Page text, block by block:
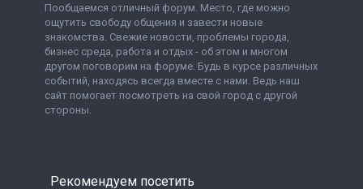
Пообщаемся отличный форум. Место, где можно
ощутить свободу общения и завести новые
знакомства. Свежие новости, проблемы города,
бизнес среда, работа и отдых - об этом и многом
другом поговорим на форуме. Будь в курсе различных
событий, находясь всегда вместе с нами. Ведь наш
сайт помогает посмотреть на свой город с другой
стороны.
Рекомендуем посетить